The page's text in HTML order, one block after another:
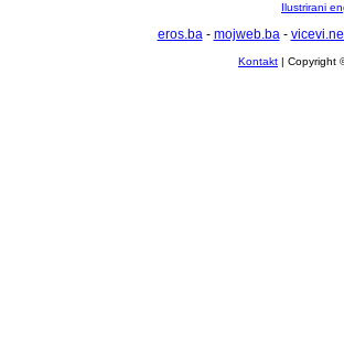
Ilustrirani
eros.ba- mojweb.ba-
Kontakt | Copyright